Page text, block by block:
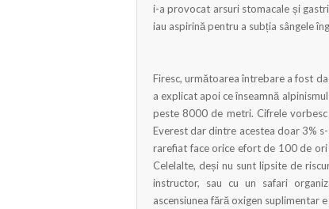
i-a provocat arsuri stomacale și
iau aspirină pentru a subția sângele
Firesc, următoarea întrebare a fost
a explicat apoi ce înseamnă
peste 8000 de metri. Cifrele
Everest dar dintre acestea doar 3%
rarefiat face orice efort de 100 de ori
Celelalte, deși nu sunt lipsite de
instructor, sau cu un safari
ascensiunea fără oxigen suplimentar